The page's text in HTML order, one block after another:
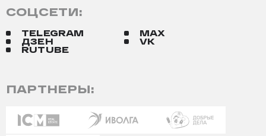
ПАРТНЕРЫ:
СОЦСЕТИ:
TELEGRAM
MAX
ДЗЕН
VK
RUTUBE